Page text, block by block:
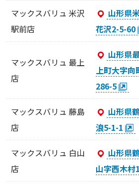
マックスバリュ 米沢
駅前店
山形県
花沢2-5-60
マックスバリュ 最上
店
山形県
上町大字向
286-5
マックスバリュ 藤島
店
山形県
浪5-1-1
マックスバリュ 白山
店
山形県
山字西木村